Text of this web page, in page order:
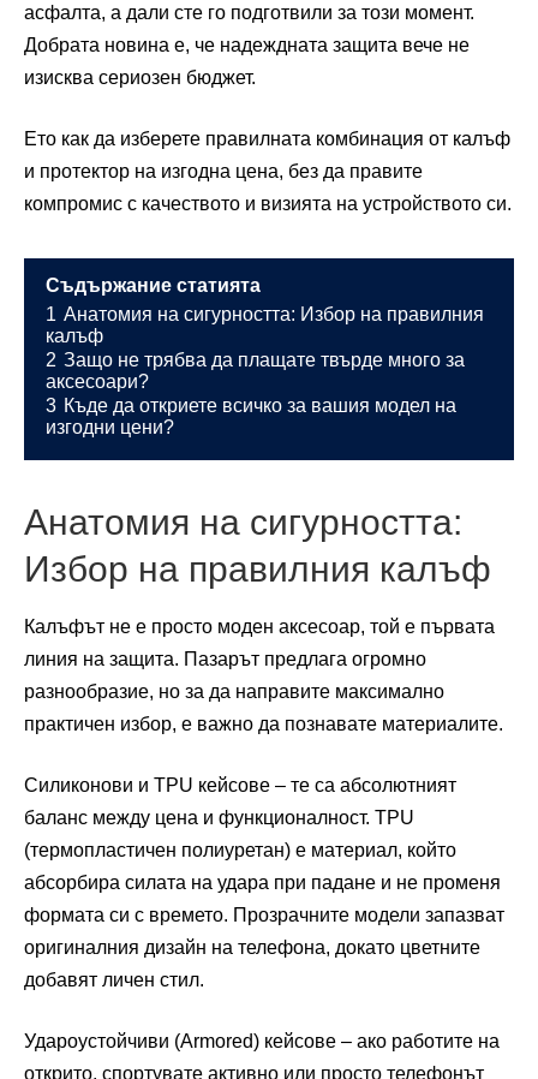
асфалта, а дали сте го подготвили за този момент.
Добрата новина е, че надеждната защита вече не
изисква сериозен бюджет.
Ето как да изберете правилната комбинация от калъф
и протектор на изгодна цена, без да правите
компромис с качеството и визията на устройството си.
Съдържание статията
1 Анатомия на сигурността: Избор на правилния
калъф
2 Защо не трябва да плащате твърде много за
аксесоари?
3 Къде да откриете всичко за вашия модел на
изгодни цени?
Анатомия на сигурността:
Избор на правилния калъф
Калъфът не е просто моден аксесоар, той е първата
линия на защита. Пазарът предлага огромно
разнообразие, но за да направите максимално
практичен избор, е важно да познавате материалите.
Силиконови и ТPU кейсове – те са абсолютният
баланс между цена и функционалност. TPU
(термопластичен полиуретан) е материал, който
абсорбира силата на удара при падане и не променя
формата си с времето. Прозрачните модели запазват
оригиналния дизайн на телефона, докато цветните
добавят личен стил.
Удароустойчиви (Armored) кейсове – ако работите на
открито, спортувате активно или просто телефонът